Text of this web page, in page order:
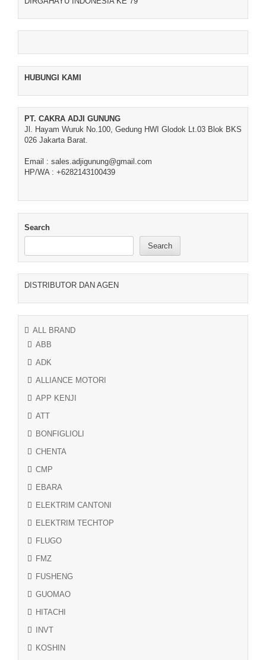
HUBUNGI KAMI
PT. CAKRA ADJI GUNUNG
Jl. Hayam Wuruk No.100, Gedung HWI Glodok Lt.03 Blok BKS
026 Jakarta Barat.
Email : sales.adjigunung@gmail.com
HP/WA : +6282143100439
Search
Search
DISTRIBUTOR DAN AGEN
ALL BRAND
ABB
ADK
ALLIANCE MOTORI
APP KENJI
ATT
BONFIGLIOLI
CHENTA
CMP
EBARA
ELEKTRIM CANTONI
ELEKTRIM TECHTOP
FLUGO
FMZ
FUSHENG
GUOMAO
HITACHI
INVT
KOSHIN